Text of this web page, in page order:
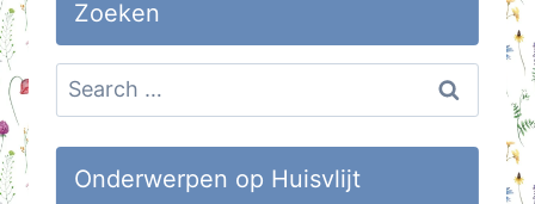
Zoeken
Search
for:
Onderwerpen op Huisvlijt